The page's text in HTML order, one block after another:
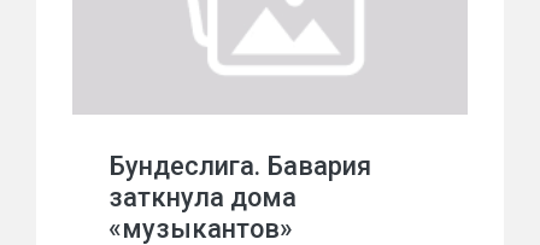
Бундеслига. Бавария
заткнула дома
«музыкантов»